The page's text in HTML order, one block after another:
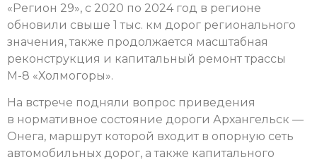
«Регион 29», с 2020 по 2024 год в регионе
обновили свыше 1 тыс. км дорог регионального
значения, также продолжается масштабная
реконструкция и капитальный ремонт трассы
М-8 «Холмогоры».
На встрече подняли вопрос приведения
в нормативное состояние дороги Архангельск —
Онега, маршрут которой входит в опорную сеть
автомобильных дорог, а также капитального